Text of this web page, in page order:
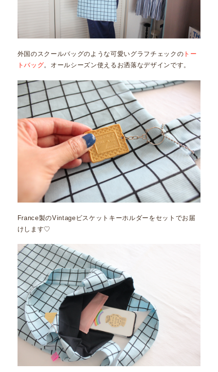
外国のスクールバッグのような可愛いグラフチェックの トー
トバッグ。オールシーズン使えるお洒落なデザインです。
France製のVintageビスケットキーホルダーをセットでお届
けします♡